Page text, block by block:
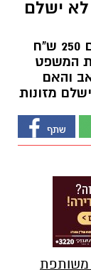
ישלם
לאחר שבתחילה הוחלט כי האב ישלם 250 ש"ח
המשפט
והאם
מזונות